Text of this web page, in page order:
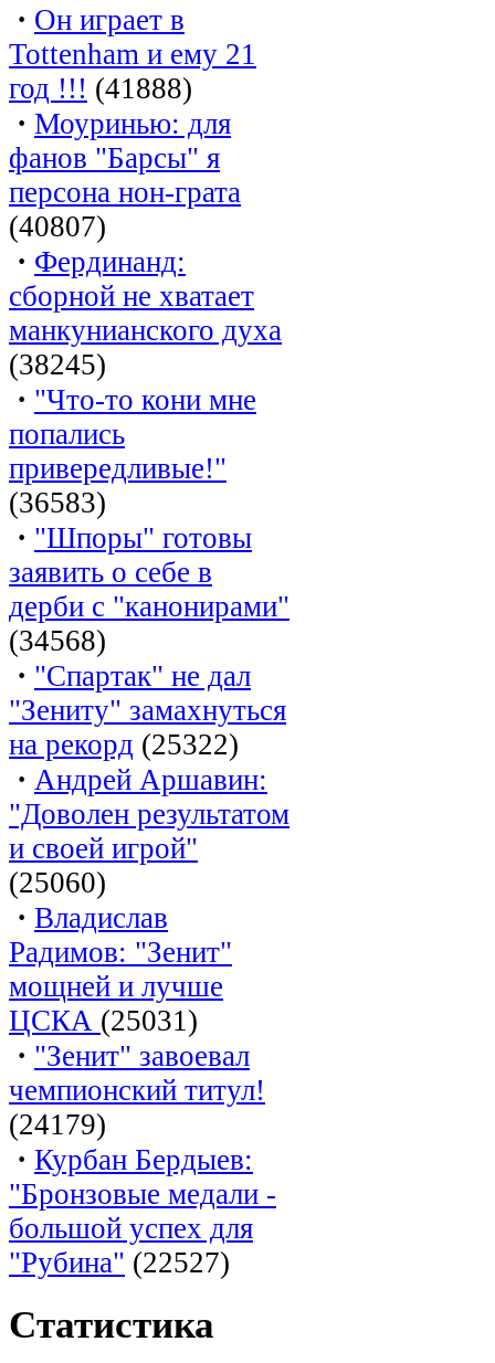
· Он играет в
Tottenham и ему 21
год !!! (41888)
· Моуринью: для
фанов "Барсы" я
персона нон-грата
(40807)
· Фердинанд:
сборной не хватает
манкунианского духа
(38245)
· "Что-то кони мне
попались
привередливые!"
(36583)
· "Шпоры" готовы
заявить о себе в
дерби с "канонирами"
(34568)
· "Спартак" не дал
"Зениту" замахнуться
на рекорд (25322)
· Андрей Аршавин:
"Доволен результатом
и своей игрой"
(25060)
· Владислав
Радимов: "Зенит"
мощней и лучше
ЦСКА (25031)
· "Зенит" завоевал
чемпионский титул!
(24179)
· Курбан Бердыев:
"Бронзовые медали -
большой успех для
"Рубина" (22527)
Статистика